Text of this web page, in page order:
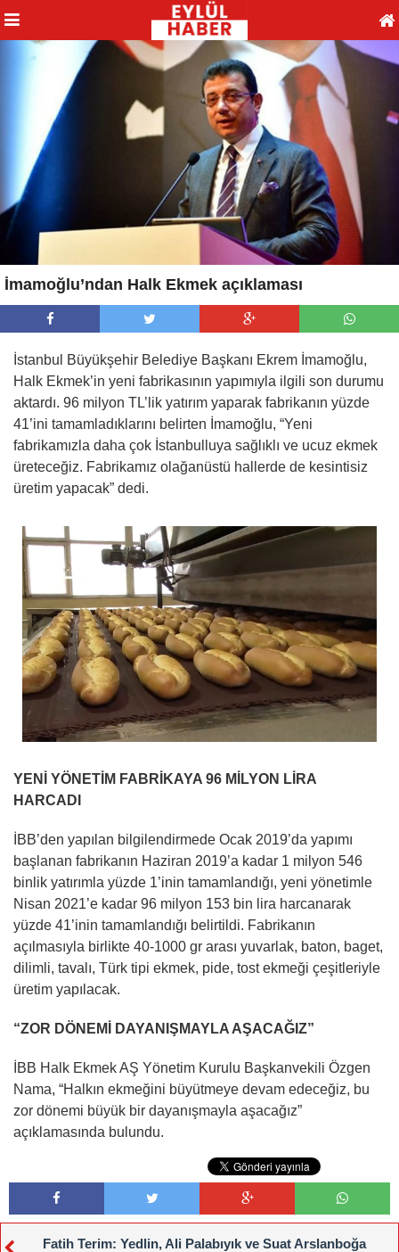
İmamoğlu’ndan Halk Ekmek açıklaması
İstanbul Büyükşehir Belediye Başkanı Ekrem İmamoğlu,
Halk Ekmek’in yeni fabrikasının yapımıyla ilgili son durumu
aktardı. 96 milyon TL’lik yatırım yaparak fabrikanın yüzde
41’ini tamamladıklarını belirten İmamoğlu, “Yeni
fabrikamızla daha çok İstanbulluya sağlıklı ve ucuz ekmek
üreteceğiz. Fabrikamız olağanüstü hallerde de kesintisiz
üretim yapacak” dedi.
YENİ YÖNETİM FABRİKAYA 96 MİLYON LİRA
HARCADI
İBB’den yapılan bilgilendirmede Ocak 2019’da yapımı
başlanan fabrikanın Haziran 2019’a kadar 1 milyon 546
binlik yatırımla yüzde 1’inin tamamlandığı, yeni yönetimle
Nisan 2021’e kadar 96 milyon 153 bin lira harcanarak
yüzde 41’inin tamamlandığı belirtildi. Fabrikanın
açılmasıyla birlikte 40-1000 gr arası yuvarlak, baton, baget,
dilimli, tavalı, Türk tipi ekmek, pide, tost ekmeği çeşitleriyle
üretim yapılacak.
“ZOR DÖNEMİ DAYANIŞMAYLA AŞACAĞIZ”
İBB Halk Ekmek AŞ Yönetim Kurulu Başkanvekili Özgen
Nama, “Halkın ekmeğini büyütmeye devam edeceğiz, bu
zor dönemi büyük bir dayanışmayla aşacağız”
açıklamasında bulundu.
Fatih Terim: Yedlin, Ali Palabıyık ve Suat Arslanboğa